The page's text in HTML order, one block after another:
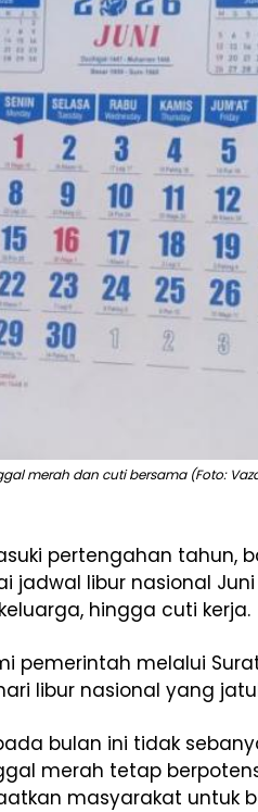
merah dan cuti bersama (Foto:
pertengahan tahun,
jadwal libur nasional
hingga cuti kerja.
pemerintah melalui
libur nasional yang
bulan ini tidak
merah tetap
masyarakat untuk